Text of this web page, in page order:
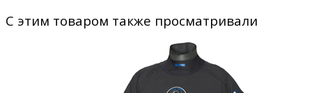
С этим товаром также просматривали